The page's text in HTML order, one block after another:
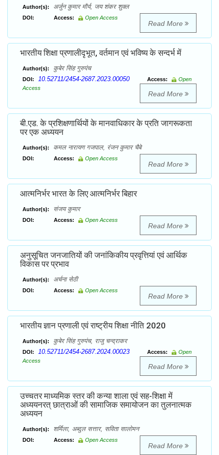
Author(s): अर्जुन कुमार मौर्य, जय शंकर शुक्ल
DOI: Access: Open Access
Read More
भारतीय शिक्षा प्रणालीदृभूत, वर्तमान एवं भविष्य के सन्दर्भ में
Author(s): कुबेर सिंह गुरुपंच
DOI: 10.52711/2454-2687.2023.00050 Access:
Open
Access
Read More
बी.एड. के प्रशिक्षणार्थियों के मानवाधिकार के प्रति जागरूकता
पर एक अध्ययन
Author(s): कमल नारायण गजपाल, रंजन कुमार चैबे
DOI: Access: Open Access
Read More
आत्मनिर्भर भारत के लिए आत्मनिर्भर बिहार
Author(s): संजय कुमार
DOI: Access: Open Access
Read More
अनुसूचित जनजातियों की जनांकिकीय प्रवृत्तियां एवं आर्थिक
विकास पर प्रभाव
Author(s): अर्चना सेठी
DOI: Access: Open Access
Read More
भारतीय ज्ञान प्रणाली एवं राष्ट्रीय शिक्षा नीति 2020
Author(s): कुबेर सिंह गुरुपंच, राजु चन्द्राकर
DOI: 10.52711/2454-2687.2024.00023 Access:
Open
Access
Read More
उच्चतर माध्यमिक स्तर की कन्या शाला एवं सह-शिक्षा में
अध्ययनरत् छात्राओं की सामाजिक समायोजन का तुलनात्मक
अध्ययन
Author(s): शर्मिला, अब्दुल सत्तार, सविता सालोमन
DOI: Access: Open Access
Read More